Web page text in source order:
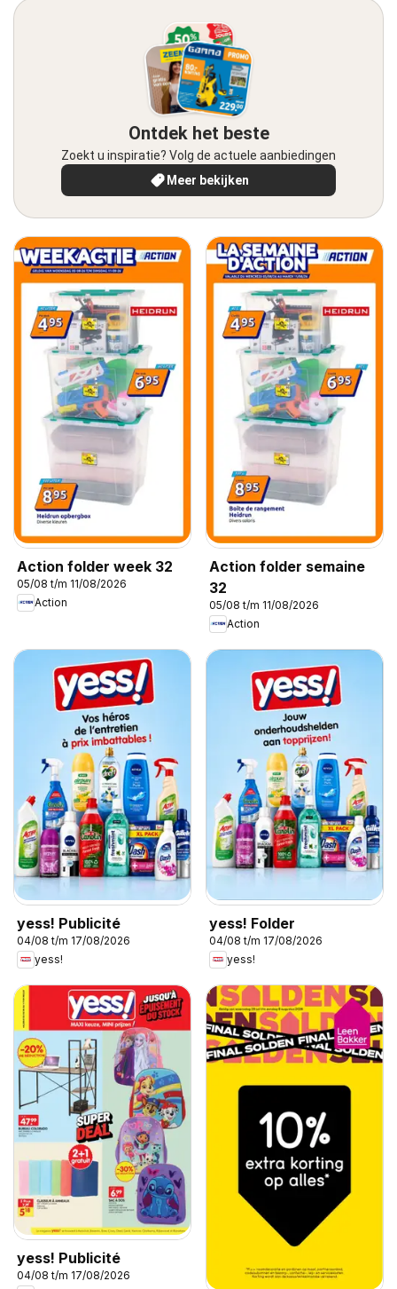
Ontdek het beste
Zoekt u inspiratie? Volg de actuele aanbiedingen
Meer bekijken
Action folder week 32
05/08 t/m 11/08/2026
Action
Action folder semaine
32
05/08 t/m 11/08/2026
Action
yess! Publicité
04/08 t/m 17/08/2026
yess!
yess! Folder
04/08 t/m 17/08/2026
yess!
yess! Publicité
04/08 t/m 17/08/2026